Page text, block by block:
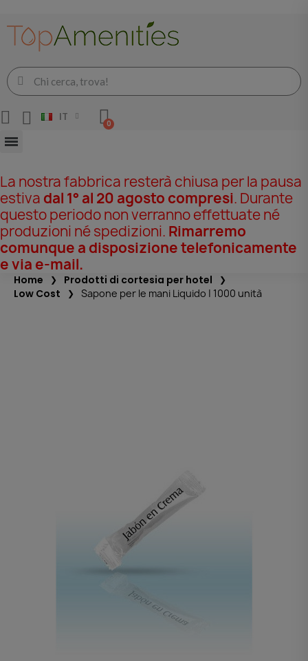
IT
La nostra fabbrica resterà chiusa per la pausa
estiva dal 1° al 20 agosto compresi. Durante
questo periodo non verranno effettuate né
produzioni né spedizioni. Rimarremo
comunque a disposizione telefonicamente
e via e-mail.
Home
Prodotti di cortesia per hotel
Low Cost
Sapone per le mani Liquido | 1000 unità